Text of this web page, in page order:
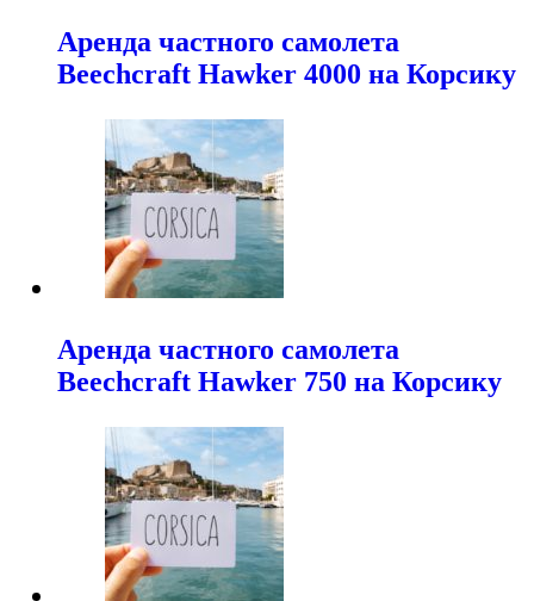
Аренда частного самолета
Beechcraft Hawker 4000 на Корсику
Аренда частного самолета
Beechcraft Hawker 750 на Корсику